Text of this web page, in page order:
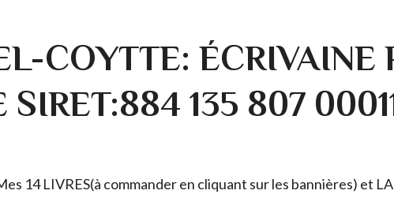
COYTTE: ÉCRIVAINE
SIRET:884 135 807
14 LIVRES(à commander en cliquant sur les bannières) et